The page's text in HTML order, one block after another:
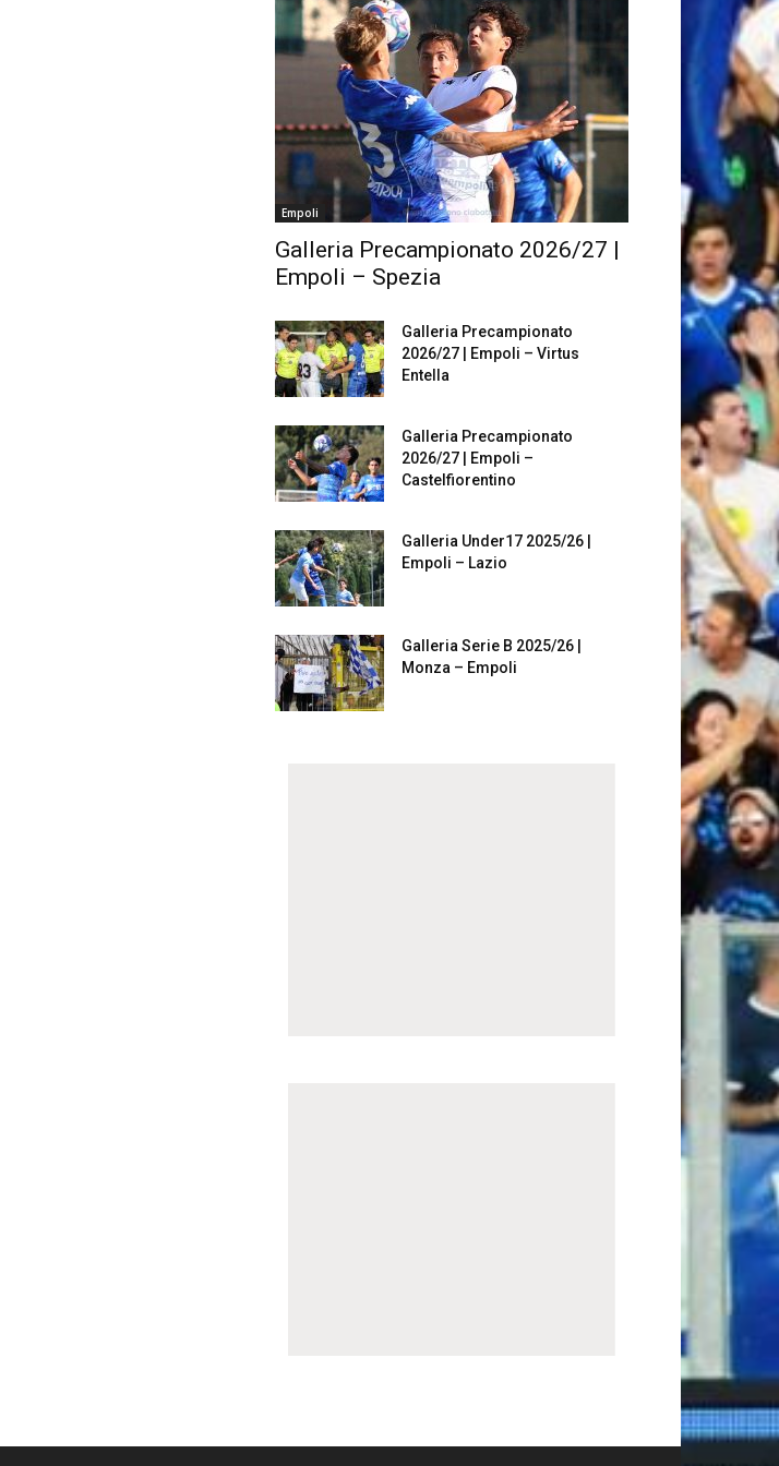
Empoli
Galleria Precampionato 2026/27 |
Empoli – Spezia
Galleria Precampionato
2026/27 | Empoli – Virtus
Entella
Galleria Precampionato
2026/27 | Empoli –
Castelfiorentino
Galleria Under17 2025/26 |
Empoli – Lazio
Galleria Serie B 2025/26 |
Monza – Empoli